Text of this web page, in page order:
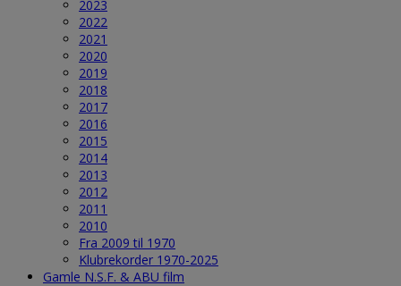
2023
2022
2021
2020
2019
2018
2017
2016
2015
2014
2013
2012
2011
2010
Fra 2009 til 1970
Klubrekorder 1970-2025
Gamle N.S.F. & ABU film